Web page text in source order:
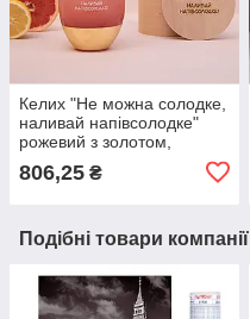
Келих "Не можна солодке,
наливай напівсолодке"
рожевий з золотом,
806,25 ₴
Подібні товари компанії